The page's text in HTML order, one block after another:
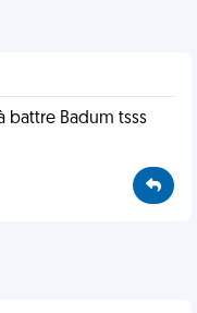
battre Badum tsss